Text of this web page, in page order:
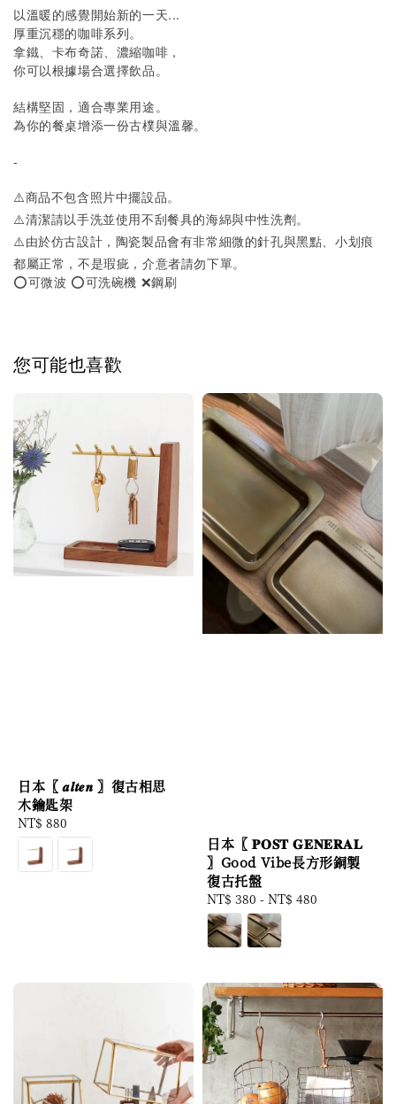
以溫暖的感覺開始新的一天...
厚重沉穩的咖啡系列。
拿鐵、卡布奇諾、濃縮咖啡，
你可以根據場合選擇飲品。
結構堅固，適合專業用途。
為你的餐桌增添一份古樸與溫馨。
-
⚠️商品不包含照片中擺設品。
⚠️清潔請以手洗並使用不刮餐具的海綿與中性洗劑。
⚠️由於仿古設計，陶瓷製品會有非常細微的針孔與黑點、小划痕
都屬正常，不是瑕疵，介意者請勿下單。
⭕️可微波 ⭕️可洗碗機 ❌鋼刷
您可能也喜歡
日本〖 𝒂𝒍𝒕𝒆𝒏 〗復古相思
木鑰匙架
Regular
price
NT$ 880
日本〖 𝐏𝐎𝐒𝐓 𝐆𝐄𝐍𝐄𝐑𝐀𝐋
〗Good Vibe長方形銅製
復古托盤
Regular
price
NT$ 380 - NT$ 480